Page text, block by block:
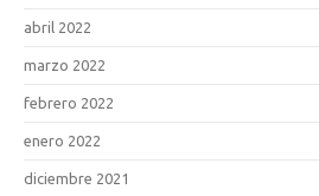
abril 2022
marzo 2022
febrero 2022
enero 2022
diciembre 2021